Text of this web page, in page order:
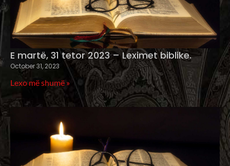
E martë, 31 tetor 2023 – Leximet biblike.
October 31, 2023
Lexo më shumë »